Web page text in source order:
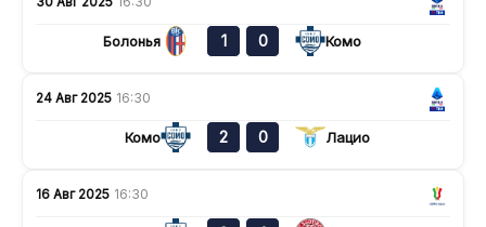
Болонья 1 0 Комо
24 Авг 2025 16:30
Комо 2 0 Лацио
16 Авг 2025 16:30